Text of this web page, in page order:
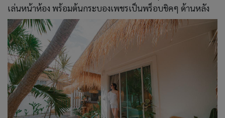
เล่นหน้าห้อง พร้อมต้นกระบองเพชรเป็นพร็อบชิคๆ ด้านหลัง